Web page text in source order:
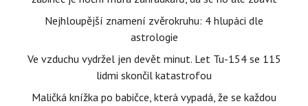
Nejhloupější znamení zvěrokruhu: 4 hlupáci dle
astrologie
Ve vzduchu vydržel jen devět minut. Let Tu-154 se 115
lidmi skončil katastrofou
Maličká knížka po babičce, která vypadá, že se každou